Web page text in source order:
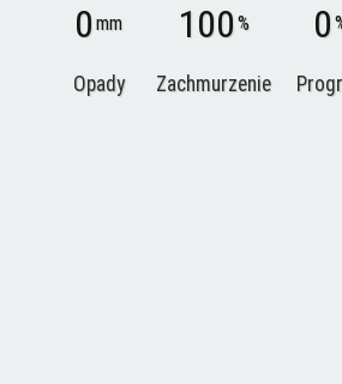
0mm
Opady
100%
Zachmurzenie
0